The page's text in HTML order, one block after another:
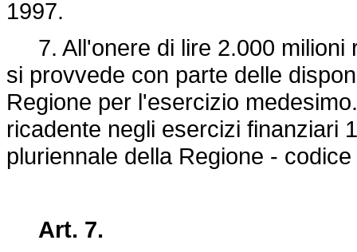
1997.
7. All'onere di lire 2.000 milioni
si provvede con parte delle
Regione per l'esercizio
ricadente negli esercizi finanziari
pluriennale della Regione -
Art. 7.